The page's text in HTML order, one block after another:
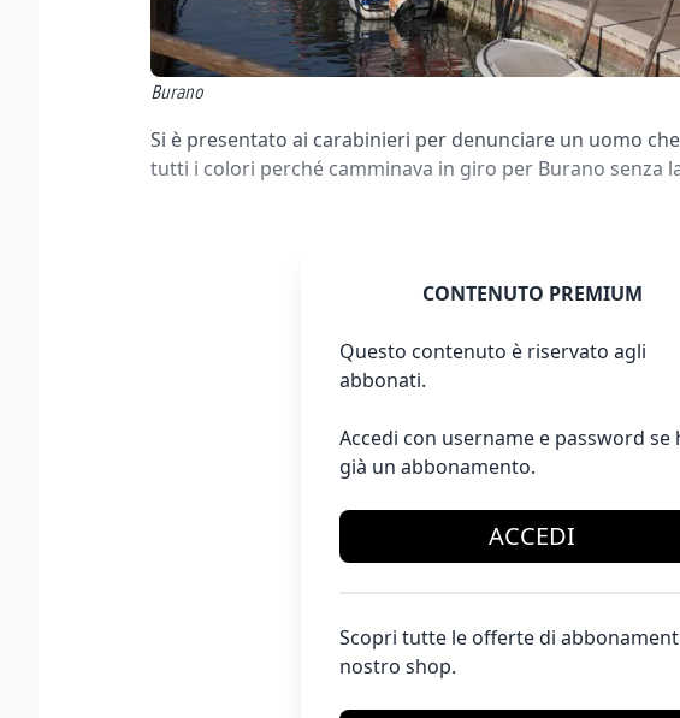
Burano
Si è presentato ai carabinieri per denunciare un uomo
tutti i colori perché camminava in giro per Burano senza
CONTENUTO PREMIUM
Questo contenuto è riservato agli
abbonati.
Accedi con username e password se
già un abbonamento.
ACCEDI
Scopri tutte le offerte di
nostro shop.